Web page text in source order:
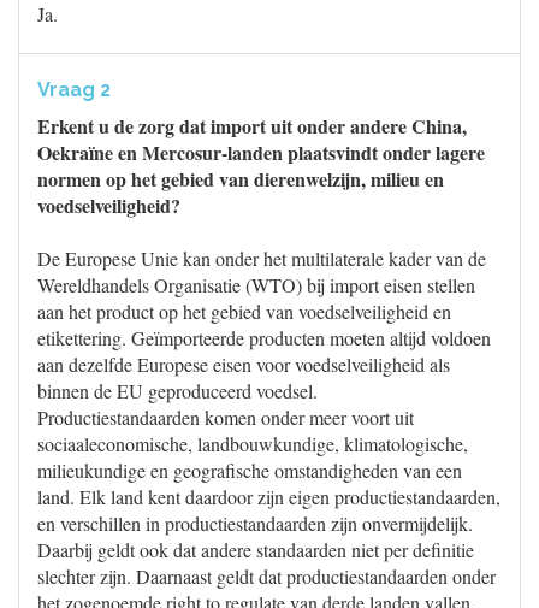
Ja.
Vraag 2
Erkent u de zorg dat import uit onder andere China,
Oekraïne en Mercosur-landen plaatsvindt onder lagere
normen op het gebied van dierenwelzijn, milieu en
voedselveiligheid?
De Europese Unie kan onder het multilaterale kader van de
Wereldhandels Organisatie (WTO) bij import eisen stellen
aan het product op het gebied van voedselveiligheid en
etikettering. Geïmporteerde producten moeten altijd voldoen
aan dezelfde Europese eisen voor voedselveiligheid als
binnen de EU geproduceerd voedsel.
Productiestandaarden komen onder meer voort uit
sociaaleconomische, landbouwkundige, klimatologische,
milieukundige en geografische omstandigheden van een
land. Elk land kent daardoor zijn eigen productiestandaarden,
en verschillen in productiestandaarden zijn onvermijdelijk.
Daarbij geldt ook dat andere standaarden niet per definitie
slechter zijn. Daarnaast geldt dat productiestandaarden onder
het zogenoemde right to regulate van derde landen vallen.